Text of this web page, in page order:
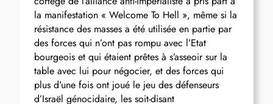
la manifestation « Welcome To Hell », même si la
résistance des masses a été utilisée en partie par
des forces qui n’ont pas rompu avec l’Etat
bourgeois et qui étaient prêtes à s’asseoir sur la
table avec lui pour négocier, et des forces qui
plus d’une fois ont joué le jeu des défenseurs
d’Israël génocidaire, les soit-disant